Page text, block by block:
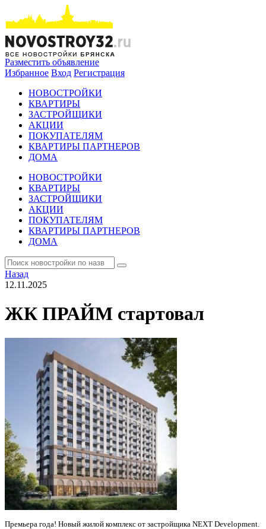
Разместить объявление
Избранное Вход Регистрация
НОВОСТРОЙКИ
КВАРТИРЫ
ЗАСТРОЙЩИКИ
АКЦИИ
ПОКУПАТЕЛЯМ
КВАРТИРЫ ПАРТНЕРОВ
ДОМА
НОВОСТРОЙКИ
КВАРТИРЫ
ЗАСТРОЙЩИКИ
АКЦИИ
ПОКУПАТЕЛЯМ
КВАРТИРЫ ПАРТНЕРОВ
ДОМА
Назад
12.11.2025
ЖК ПРАЙМ стартовал
Премьера года! Новый жилой комплекс от застройщика NEXT Development.